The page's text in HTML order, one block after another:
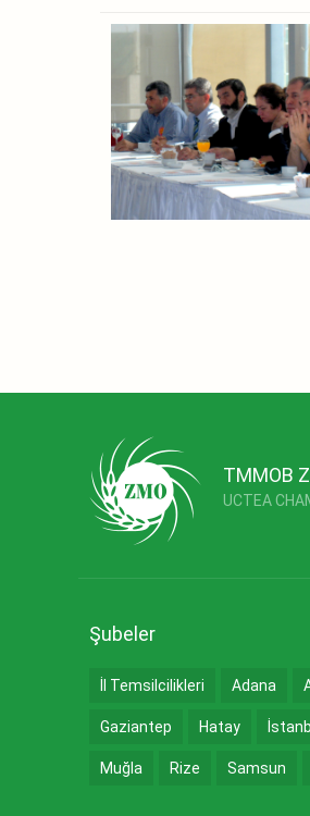
TMMOB
UCTEA
Şubeler
İl Temsilcilikleri Adana
Gaziantep Hatay
Muğla Rize Samsun